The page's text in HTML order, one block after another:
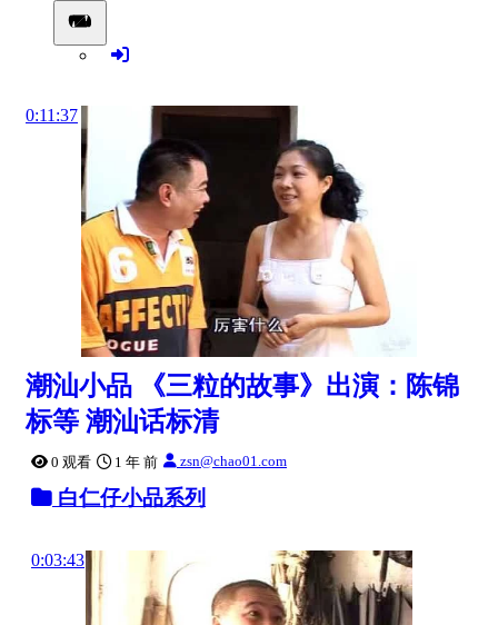
0:11:37
潮汕小品 《三粒的故事》出演：陈锦
标等 潮汕话标清
0 观看 1 年 前 zsn@chao01.com
白仁仔小品系列
0:03:43